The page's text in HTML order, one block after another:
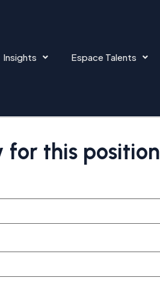
Insights Espace Talents
for this position